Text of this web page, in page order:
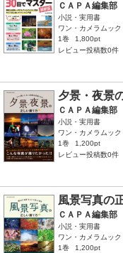
ＣＡＰＡ編集部
小説・実用書
ワン・カメラムック
1巻
1,800pt
レビュー投稿数0件
夕景・夜景
ＣＡＰＡ編集部
小説・実用書
ワン・カメラムック
1巻
1,200pt
レビュー投稿数0件
風景写真の
ＣＡＰＡ編集部
小説・実用書
ワン・カメラムック
1巻
1,200pt